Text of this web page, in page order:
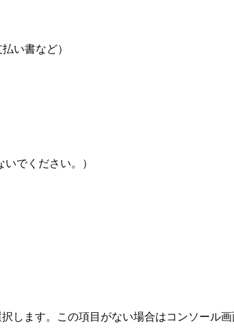
い書など）
でください。）
します。この項目がない場合はコンソール